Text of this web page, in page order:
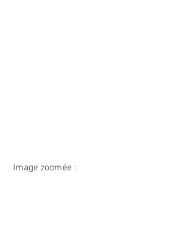
Image zoomée :